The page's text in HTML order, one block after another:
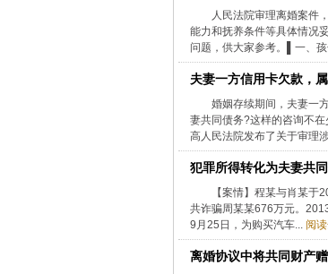
人民法院审理离婚案件
能力和抚养条件等具体情况
问题，供大家参考。▌一、
夫妻一方信用卡欠款，
婚姻存续期间，夫妻一
妻共同债务?这样的咨询不
高人民法院发布了关于审理
犯罪所得转化为夫妻共
【案情】程某与肖某
共诈骗周某某676万元。
9月25日，为购买汽车... 阅
离婚协议中将共同财产